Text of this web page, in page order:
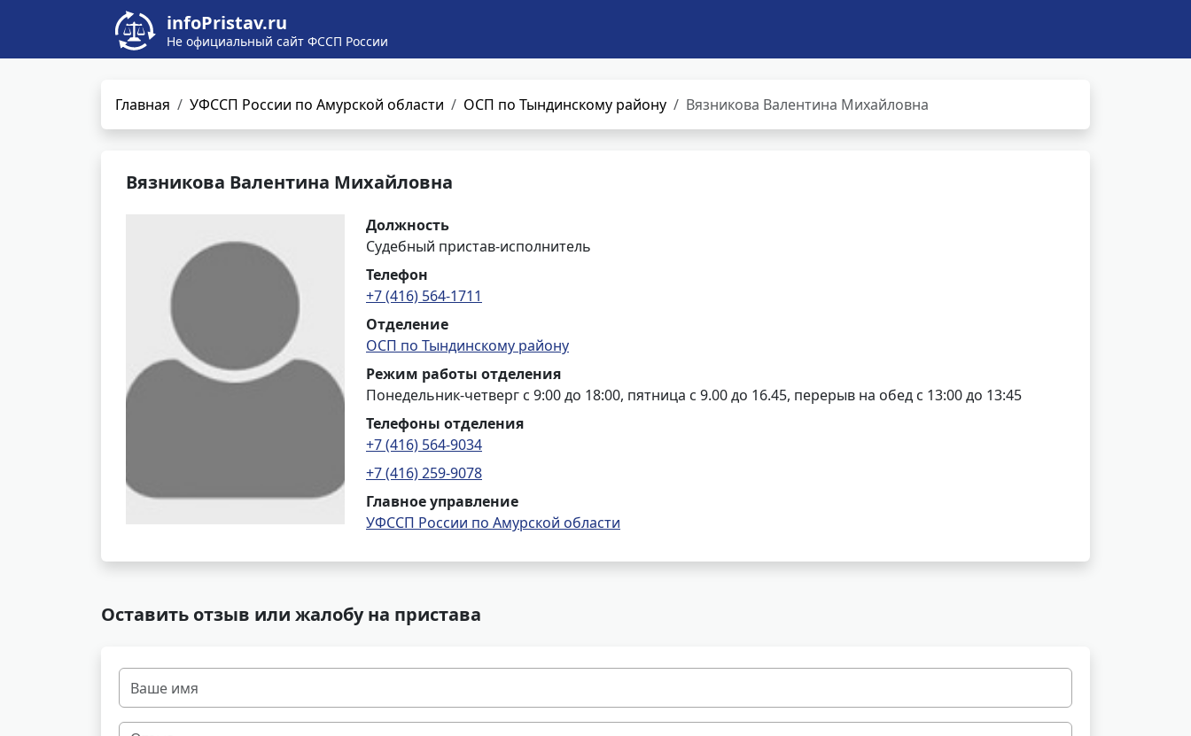
infoPristav.ru
Не официальный сайт ФССП России
Главная УФССП России по Амурской области ОСП по Тындинскому району Вязникова Валентина Михайловна
Вязникова Валентина Михайловна
Должность
Судебный пристав-исполнитель
Телефон
+7 (416) 564-1711
Отделение
ОСП по Тындинскому району
Режим работы отделения
Понедельник-четверг с 9:00 до 18:00, пятница с 9.00 до 16.45, перерыв на обед с 13:00 до 13:45
Телефоны отделения
+7 (416) 564-9034
+7 (416) 259-9078
Главное управление
УФССП России по Амурской области
Оставить отзыв или жалобу на пристава